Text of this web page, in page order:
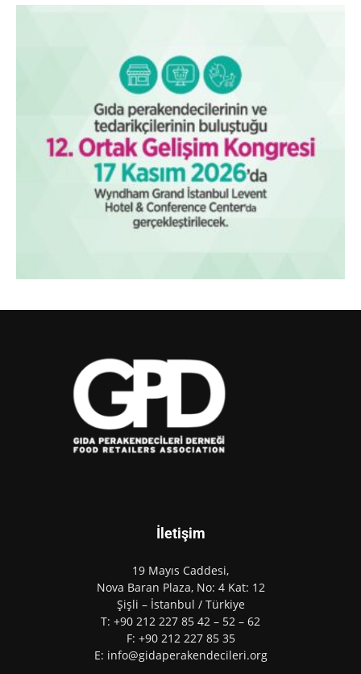
İletişim
19 Mayıs Caddesi,
Nova Baran Plaza, No: 4 Kat: 12
Şişli – İstanbul / Türkiye
T: +90 212 227 85 42 – 52 – 62
F: +90 212 227 85 35
E: info@gidaperakendecileri.org